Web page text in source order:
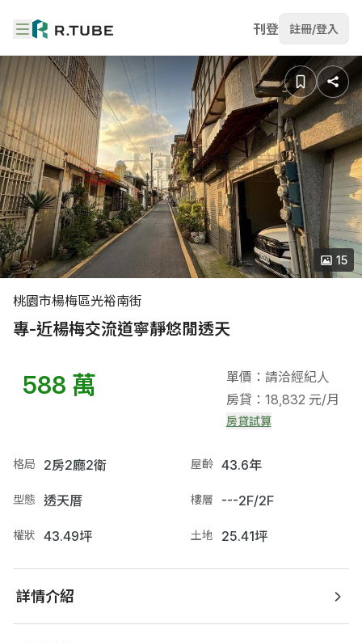
刊登 註冊/登入
桃園市楊梅區光裕南街
專-近楊梅交流道寧靜悠閒透天
15
588 萬
單價：請洽經紀人
房貸：18,832 元/月
房貸試算
格局 2房2廳2衛 屋齡 43.6年
型態 透天厝 樓層 ---2F/2F
權狀 43.49坪 土地 25.41坪
詳情介紹